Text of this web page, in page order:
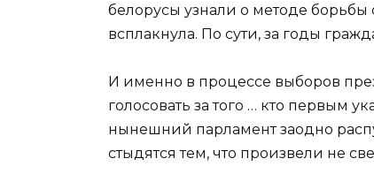
белорусы узнали о методе
всплакнула. По сути, за годы
И именно в процессе выборов
голосовать за того … кто первым
нынешний парламент заодно
стыдятся тем, что произвели не